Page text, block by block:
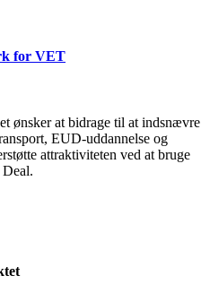
for VET
ønsker at bidrage til at indsnævre
EUD-uddannelse og
attraktiviteten ved at bruge